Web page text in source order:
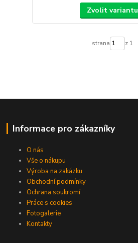
Zvolit variantu
strana z 1
Informace pro zákazníky
O nás
Vše o nákupu
Výroba na zakázku
Obchodní podmínky
Ochrana soukromí
Práce s cookies
Fotogalerie
Kontakty